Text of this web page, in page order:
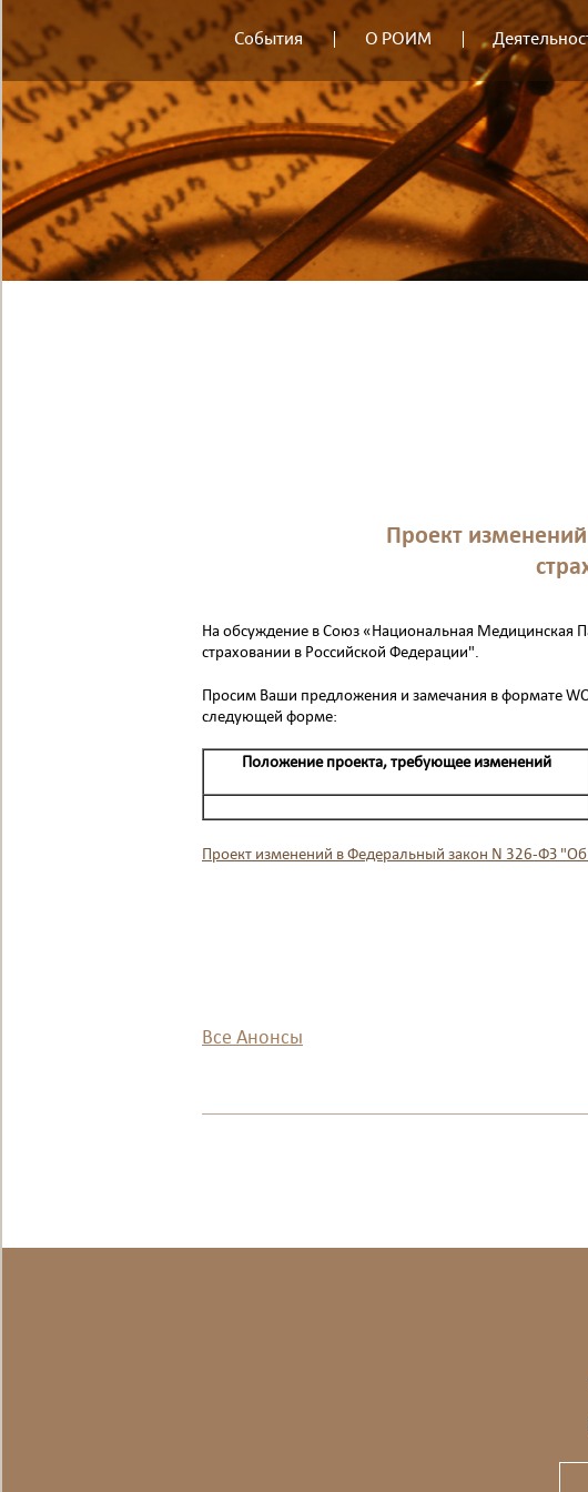
События О РОИМ
Проект
На обсуждение в Союз «Национальная Медицинская
страховании в Российской Федерации".
Просим Ваши предложения и замечания в формате
следующей форме:
Положение проекта, требующее изменений
Проект изменений в Федеральный закон N 326-ФЗ
Все Анонсы